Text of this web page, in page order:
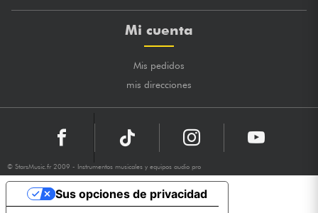
Mi cuenta
Mis pedidos
mis direcciones
© StarsMusic.fr 2009 - Instrumentos musicales y equipos audio pro
Sus opciones de privacidad